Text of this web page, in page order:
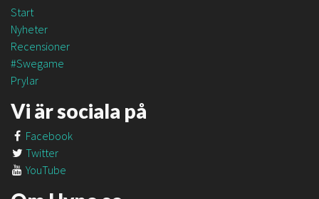
Start
Nyheter
Recensioner
#Swegame
Prylar
Vi är sociala på
Facebook
Twitter
YouTube